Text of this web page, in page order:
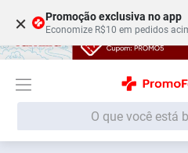
× Promoção exclusiva no app
Economize R$10 em pedidos
O que você está buscando?